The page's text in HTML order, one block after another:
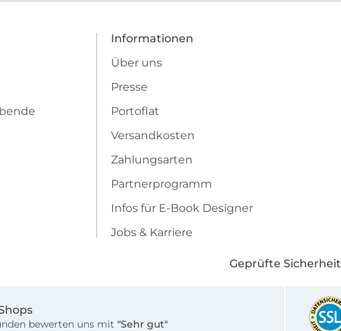
Informationen
Über uns
Presse
Portoflat
Versandkosten
Zahlungsarten
Partnerprogramm
Infos für E-Book Designer
Jobs & Karriere
Geprüfte Sicherheit
bewerten uns mit "Sehr gut"